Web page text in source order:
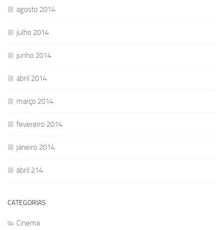
agosto 2014
julho 2014
junho 2014
abril 2014
março 2014
fevereiro 2014
janeiro 2014
abril 214
CATEGORIAS
Cinema